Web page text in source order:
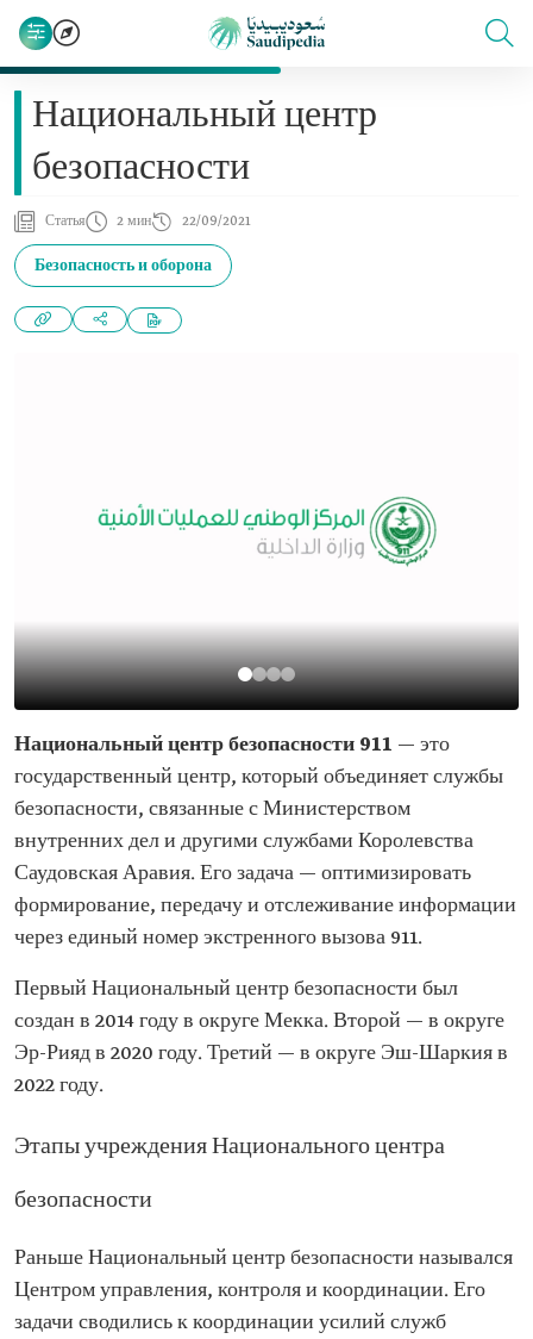
Национальный центр
безопасности
Статья 2 мин 22/09/2021
Безопасность и оборона
Национальный центр безопасности 911 — это
государственный центр, который объединяет службы
безопасности, связанные с Министерством
внутренних дел и другими службами Королевства
Саудовская Аравия. Его задача — оптимизировать
формирование, передачу и отслеживание информации
через единый номер экстренного вызова 911.
Первый Национальный центр безопасности был
создан в 2014 году в округе Мекка. Второй — в округе
Эр-Рияд в 2020 году. Третий — в округе Эш-Шаркия в
2022 году.
Этапы учреждения Национального центра
безопасности
Раньше Национальный центр безопасности назывался
Центром управления, контроля и координации. Его
задачи сводились к координации усилий служб